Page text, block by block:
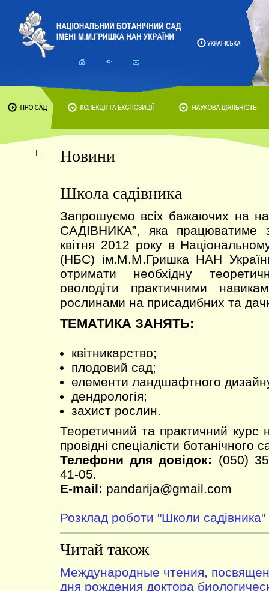
Новини
Школа садівника
Запрошуємо всіх бажаючих на
САДІВНИКА”, яка
квітня 2012 року в
(НБС) ім.М.М.Гришка НАН
отримати необхідну
оволодіти практичними
рослинами на присадибних та
ТЕМАТИКА ЗАНЯТЬ:
квітникарство;
плодовий сад;
елементи ландшафтного
дендрологія;
захист рослин.
Теоретичний та практичний курс
провідні спеціалісти ботанічного
Телефони для довідок:
(050)
41-05.
E-mail: pandarija@gmail.com
Розклад роботи "Школи садівника"
Читай також
Международные чтения,
дня рождения доктора